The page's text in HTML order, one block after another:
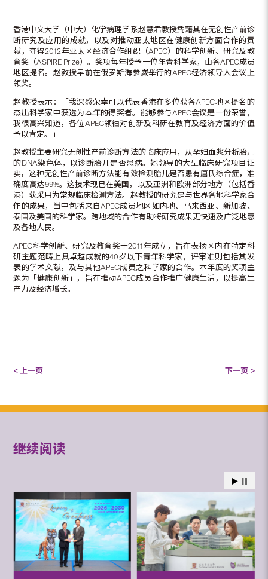
香港中文大学（中大）化学病理学系赵慧君教授凭藉其在无创性产前诊
断研究及应用的成就，以及对推动亚太地区在健康创新方面合作的贡
献，夺得2012年亚太区经济合作组织（APEC）的科学创新、研究及教
育奖（ASPIRE Prize）。奖项每年授予一位年青科学家，由各APEC成员
地区提名。赵教授早前在俄罗斯海参崴举行的APEC经济领导人会议上
领奖。
赵教授表示：「我深感荣幸可以代表香港在多位获各APEC地区提名的
杰出科学家中获选为本年的得奖者。能够参与APEC会议是一份荣誉，
我很高兴知道，各位APEC领袖对创新及科研在教育及经济方面的价值
予以肯定。」
赵教授主要研究无创性产前诊断方法的临床应用，从孕妇血浆分析胎儿
的DNA染色体，以诊断胎儿是否患病。她领导的大型临床研究项目证
实，这种无创性产前诊断方法能有效检测胎儿是否患有唐氏综合症，准
确度高达99%。这技术现已在美国，以及亚洲和欧洲部分地方（包括香
港）获采用为常规临床检测方法。赵教授的研究是与世界各地科学家合
作的成果，当中包括来自APEC成员地区如内地、马来西亚、新加坡、
泰国及美国的科学家。跨地域的合作有助将研究成果更快速及广泛地惠
及各地人民。
APEC科学创新、研究及教育奖于2011年成立，旨在表扬区内在特定科
研主题范畴上具卓越成就的40岁以下青年科学家，评审准则包括其发
表的学术文献，及与其他APEC成员之科学家的合作。本年度的奖项主
题为「健康创新」，旨在推动APEC成员合作推广健康生活，以提高生
产力及经济增长。
< 上一页 下一页 >
继续阅读